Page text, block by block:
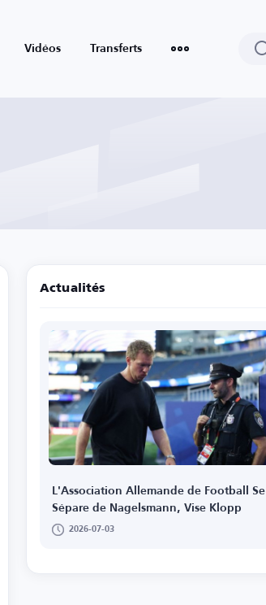
Vidéos Transferts
Actualités
L'Association Allemande de Football Se
Sépare de Nagelsmann, Vise Klopp
2026-07-03